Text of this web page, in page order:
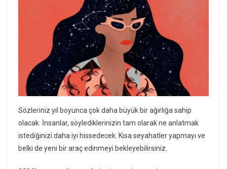
Sözleriniz yıl boyunca çok daha büyük bir ağırlığa sahip
olacak. İnsanlar, söylediklerinizin tam olarak ne anlatmak
istediğinizi daha iyi hissedecek. Kısa seyahatler yapmayı ve
belki de yeni bir araç edinmeyi bekleyebilirsiniz.